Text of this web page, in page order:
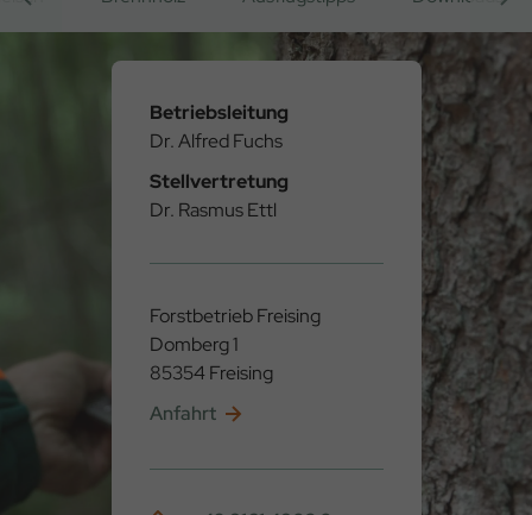
Betriebsleitung
Dr. Alfred Fuchs
Stellvertretung
Dr. Rasmus Ettl
Forstbetrieb Freising
Domberg 1
85354 Freising
Anfahrt